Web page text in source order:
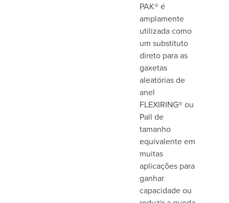
PAK® é
amplamente
utilizada como
um substituto
direto para as
gaxetas
aleatórias de
anel
FLEXIRING® ou
Pall de
tamanho
equivalente em
muitas
aplicações para
ganhar
capacidade ou